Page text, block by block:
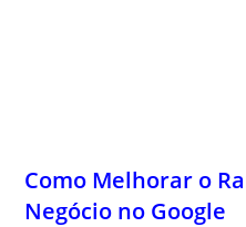
Como Melhorar o
Negócio no Google